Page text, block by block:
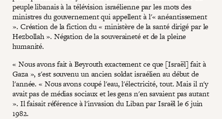
peuple libanais à la télévision israélienne par les mots des
ministres du gouvernement qui appellent à l'« anéantissement
». Création de la fiction du « ministère de la santé dirigé par le
Hezbollah ». Négation de la souveraineté et de la pleine
humanité.
« Nous avons fait à Beyrouth exactement ce que [Israël] fait à
Gaza », s'est souvenu un ancien soldat israélien au début de
l'année. « Nous avons coupé l'eau, l'électricité, tout. Mais il n'y
avait pas de médias sociaux et les gens n'en savaient pas autant
». Il faisait référence à l'invasion du Liban par Israël le 6 juin
1982.